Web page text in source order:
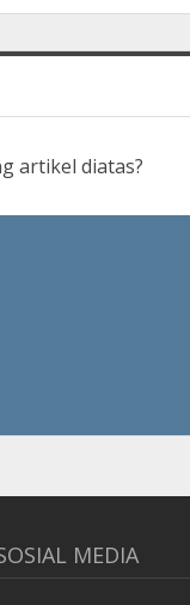
artikel diatas?
MEDIA